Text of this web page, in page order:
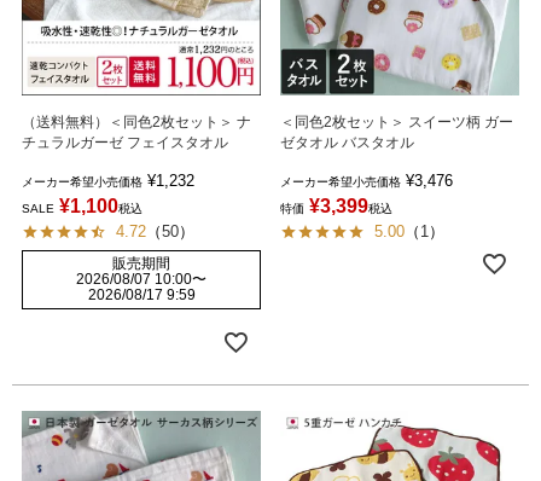
（送料無料）＜同色2枚セット＞ ナ
チュラルガーゼ フェイスタオル
メーカー希望小売価格 ¥1,232
SALE ¥1,100税込
4.72 （50）
販売期間
2026/08/07 10:00〜
2026/08/17 9:59
＜同色2枚セット＞ スイーツ柄 ガー
ゼタオル バスタオル
メーカー希望小売価格 ¥3,476
特価 ¥3,399税込
5.00 （ 1）